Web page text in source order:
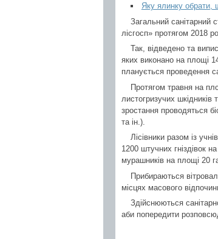
Яку ялинку обрати,
Загальний
лісгосп» протягом 2018
Так, відведено та
яких виконано на площі
планується проведення
Протягом травня на
листогризучих шкідників
зростання проводяться
та ін.).
Лісівники разом із
1200 штучних гніздівок
мурашників на площі 20
Прибираються
місцях масового
Здійснюються
аби попередити